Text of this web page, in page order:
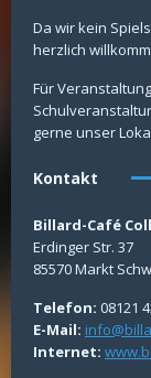
Da wir kein
herzlich
Für
gerne unser
Kontakt
Billard-Café
Erdinger Str. 37
85570 Markt
Telefon: 08121
E-Mail:
Internet: